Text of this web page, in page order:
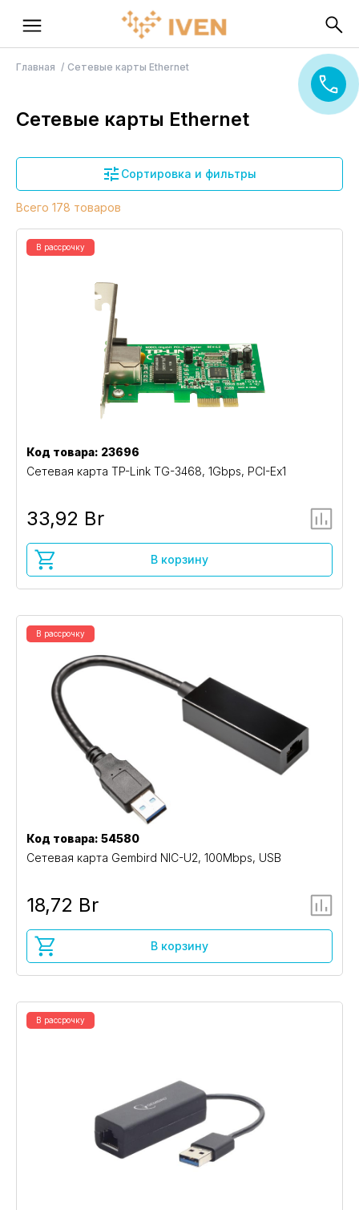
Главная Сетевые карты Ethernet
Сетевые карты Ethernet
Сортировка и фильтры
Всего 178 товаров
В рассрочку
Код товара: 23696
Сетевая карта TP-Link TG-3468, 1Gbps, PCI-Ex1
33,92 Br
В корзину
В рассрочку
Код товара: 54580
Сетевая карта Gembird NIC-U2, 100Mbps, USB
18,72 Br
В корзину
В рассрочку